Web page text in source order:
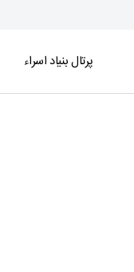
پرتال بنیاد اسراء